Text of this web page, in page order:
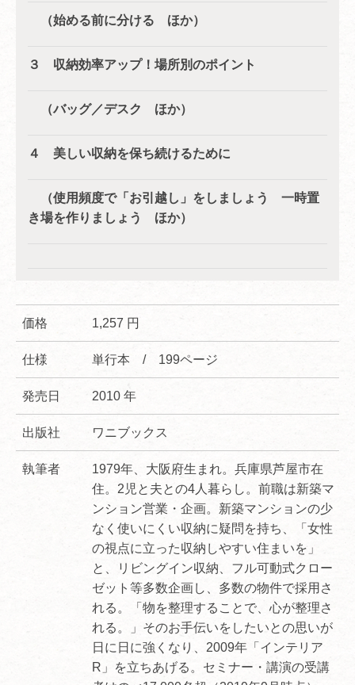
（始める前に分ける ほか）
３ 収納効率アップ！場所別のポイント
（バッグ／デスク ほか）
４ 美しい収納を保ち続けるために
（使用頻度で「お引越し」をしましょう 一時置
き場を作りましょう ほか）
価格 1,257 円
仕様 単行本 / 199ページ
発売日 2010 年
出版社 ワニブックス
執筆者
1979年、大阪府生まれ。兵庫県芦屋市在
住。2児と夫との4人暮らし。前職は新築マ
ンション営業・企画。新築マンションの少
なく使いにくい収納に疑問を持ち、「女性
の視点に立った収納しやすい住まいを」
と、リビングイン収納、フル可動式クロー
ゼット等多数企画し、多数の物件で採用さ
れる。「物を整理することで、心が整理さ
れる。」そのお手伝いをしたいとの思いが
日に日に強くなり、2009年「インテリア
R」を立ちあげる。セミナー・講演の受講